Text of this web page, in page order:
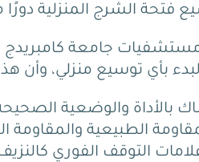
الشرج المنزلية دورًا
جامعة كامبريدج
بأي توسيع منزلي، وأن
بالأداة والوضعية
الطبيعيةوالمقاومة
التوقف الفوري